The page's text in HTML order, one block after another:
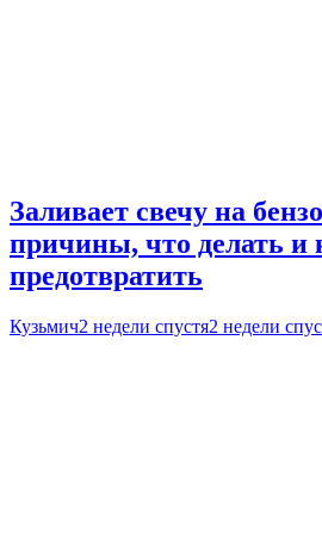
Заливает свечу на
причины, что делать и
предотвратить
Кузьмич2 недели спустя2 недели